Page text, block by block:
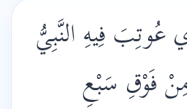
عُوتِبَ فِيهِ النَّبِيُّ
فَوْقِ سَبْعِ